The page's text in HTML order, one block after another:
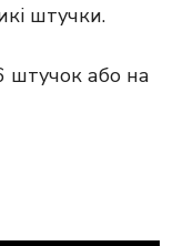
штучки.
штучок або на